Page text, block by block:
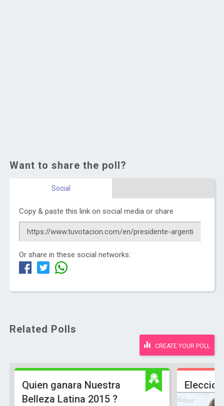
Want to share the poll?
Social
Copy & paste this link on social media or share
Or share in these social networks:
Related Polls
CREATE YOUR POLL
Quien ganara Nuestra
Belleza Latina 2015 ?